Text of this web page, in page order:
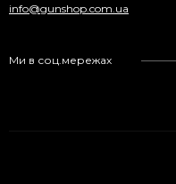
info@gunshop.com.ua
Ми в соц.мережах